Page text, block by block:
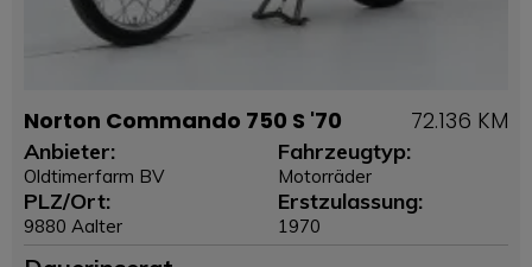
Norton Commando 750 S '70 72.136 KM
Anbieter:
Oldtimerfarm BV
PLZ/Ort:
9880 Aalter
Fahrzeugtyp:
Motorräder
Erstzulassung:
1970